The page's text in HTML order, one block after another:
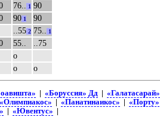
76.. 1 90
90 1
90
..55 2 75.. 1
55..
..75
о
о о
| «Боруссия» Дд| «Галатасарай»
«Олимпиакос» | «Панатинаикос» | «Порту»
| «Ювентус» |